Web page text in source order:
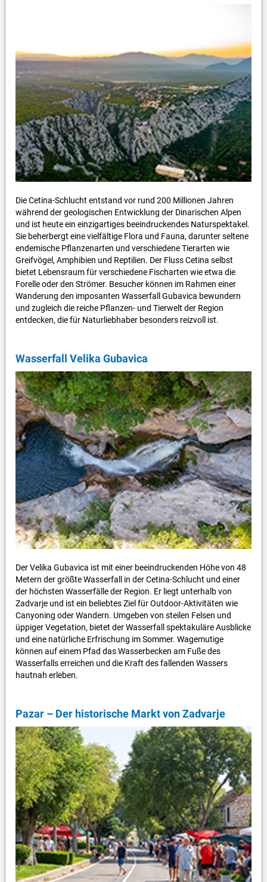
Die Cetina-Schlucht entstand vor rund 200 Millionen Jahren
während der geologischen Entwicklung der Dinarischen Alpen
und ist heute ein einzigartiges beeindruckendes Naturspektakel.
Sie beherbergt eine vielfältige Flora und Fauna, darunter seltene
endemische Pflanzenarten und verschiedene Tierarten wie
Greifvögel, Amphibien und Reptilien. Der Fluss Cetina selbst
bietet Lebensraum für verschiedene Fischarten wie etwa die
Forelle oder den Strömer. Besucher können im Rahmen einer
Wanderung den imposanten Wasserfall Gubavica bewundern
und zugleich die reiche Pflanzen- und Tierwelt der Region
entdecken, die für Naturliebhaber besonders reizvoll ist.
Wasserfall Velika Gubavica
Der Velika Gubavica ist mit einer beeindruckenden Höhe von 48
Metern der größte Wasserfall in der Cetina-Schlucht und einer
der höchsten Wasserfälle der Region. Er liegt unterhalb von
Zadvarje und ist ein beliebtes Ziel für Outdoor-Aktivitäten wie
Canyoning oder Wandern. Umgeben von steilen Felsen und
üppiger Vegetation, bietet der Wasserfall spektakuläre Ausblicke
und eine natürliche Erfrischung im Sommer. Wagemutige
können auf einem Pfad das Wasserbecken am Fuße des
Wasserfalls erreichen und die Kraft des fallenden Wassers
hautnah erleben.
Pazar – Der historische Markt von Zadvarje